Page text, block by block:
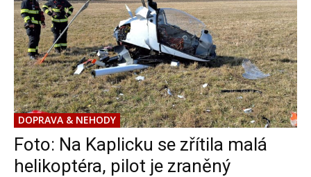
DOPRAVA & NEHODY
Foto: Na Kaplicku se zřítila malá
helikoptéra, pilot je zraněný